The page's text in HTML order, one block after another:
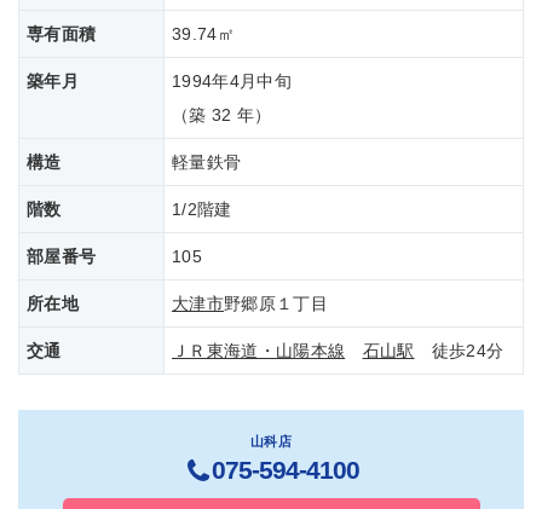
専有面積 39.74㎡
築年月
1994年4月中旬
（築 32 年）
構造 軽量鉄骨
階数 1/2階建
部屋番号 105
所在地 大津市野郷原１丁目
交通 ＪＲ東海道・山陽本線 石山駅 徒歩24分
山科店
075-594-4100